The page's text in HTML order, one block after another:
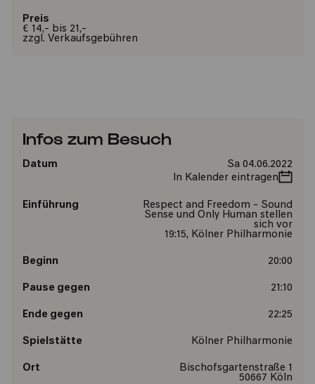
Preis
€ 14,- bis 21,-
zzgl. Verkaufsgebühren
Infos zum Besuch
Datum
Sa 04.06.2022
In Kalender eintragen
Einführung
Respect and Freedom - Sound
Sense und Only Human stellen
sich vor
19:15, Kölner Philharmonie
Beginn 20:00
Pause gegen 21:10
Ende gegen 22:25
Spielstätte Kölner Philharmonie
Ort
Bischofsgartenstraße 1
50667 Köln